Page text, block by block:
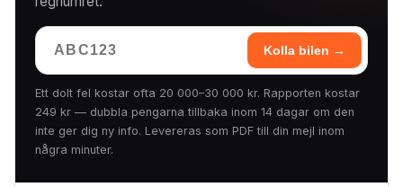
Kolla bilen →
Ett dolt fel kostar ofta 20 000–30 000 kr. Rapporten kostar
249 kr — dubbla pengarna tillbaka inom 14 dagar om den
inte ger dig ny info. Levereras som PDF till din mejl inom
några minuter.